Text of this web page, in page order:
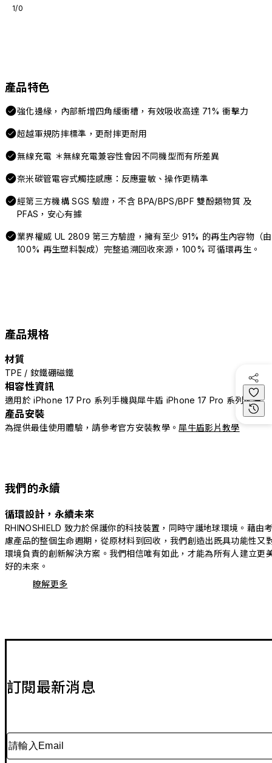
1/0
產品特色
強化邊緣，內部新增四角緩衝槽，有效吸收高達 71% 衝擊力
超越軍規防摔標準，更耐摔更耐用
無線充電 ＊無線充電兼容性會因不同機型而有所差異
奈米碳管電容式觸控感應：反應靈敏、操作更精準
經第三方機構 SGS 驗證，不含 BPA/BPS/BPF 雙酚類物質 及
PFAS，安心有據
業界權威 UL 2809 第三方驗證，擁有至少 91% 的再生內容物（由
100% 再生塑料製成）完整追溯回收來源，100% 可循環再生。
產品規格
材質
TPE / 釹鐵硼磁鐵
相容性資訊
適用於 iPhone 17 Pro 系列手機與犀牛盾 iPhone 17 Pro 系列配件
產品安裝
為提供最佳使用體驗，請參考官方安裝教學。 犀牛盾影片教學
我們的永續
循環設計，永續未來
RHINOSHIELD 致力於保護你的科技裝置，同時守護地球環境。藉由
慮產品的整個生命週期，從原材料到回收，我們創造出既具功能性又
環境負責的創新解決方案。我們相信唯有如此，才能為所有人建立更
好的未來。
瞭解更多
訂閱最新消息
請輸入Email